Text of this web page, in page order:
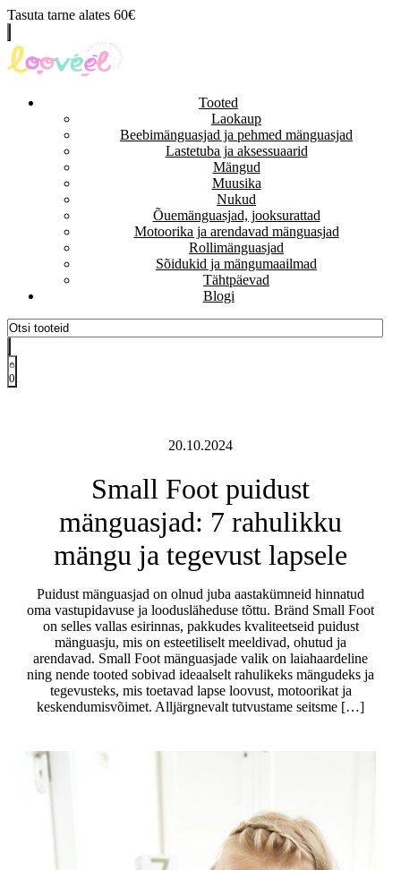
Tasuta tarne alates 60€
Tooted
Laokaup
Beebimänguasjad ja pehmed mänguasjad
Lastetuba ja aksessuaarid
Mängud
Muusika
Nukud
Õuemänguasjad, jooksurattad
Motoorika ja arendavad mänguasjad
Rollimänguasjad
Sõidukid ja mängumaailmad
Tähtpäevad
Blogi
0
20.10.2024
Small Foot puidust
mänguasjad: 7 rahulikku
mängu ja tegevust lapsele
Puidust mänguasjad on olnud juba aastakümneid hinnatud
oma vastupidavuse ja loodusläheduse tõttu. Bränd Small Foot
on selles vallas esirinnas, pakkudes kvaliteetseid puidust
mänguasju, mis on esteetiliselt meeldivad, ohutud ja
arendavad. Small Foot mänguasjade valik on laiahaardeline
ning nende tooted sobivad ideaalselt rahulikeks mängudeks ja
tegevusteks, mis toetavad lapse loovust, motoorikat ja
keskendumisvõimet. Alljärgnevalt tutvustame seitsme […]